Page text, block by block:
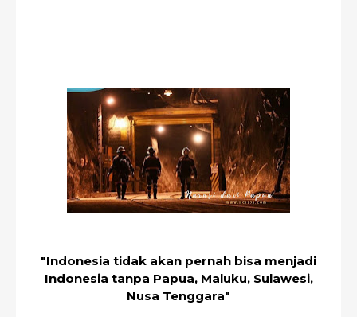
"Indonesia tidak akan pernah bisa menjadi
Indonesia tanpa Papua, Maluku, Sulawesi,
Nusa Tenggara"